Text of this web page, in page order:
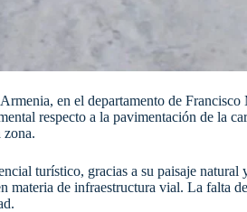
en el departamento de Francisco
respecto a la pavimentación de la
zona.
turístico, gracias a su paisaje natural
materia de infraestructura vial. La falta